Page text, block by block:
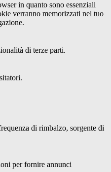
in quanto sono essenziali
verranno memorizzati nel tuo
di terze parti.
di rimbalzo, sorgente di
per fornire annunci